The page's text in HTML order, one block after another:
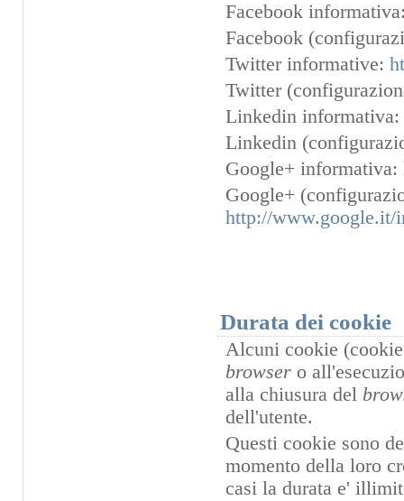
Facebook
Facebook
Twitter informative:
Twitter
Linkedin
Linkedin
Google+ informativa:
Google+
http://www.google.it/
Durata dei cookie
Alcuni cookie
browser o
alla chiusura del
dell'utente.
Questi cookie sono
momento della loro
casi la durata e'